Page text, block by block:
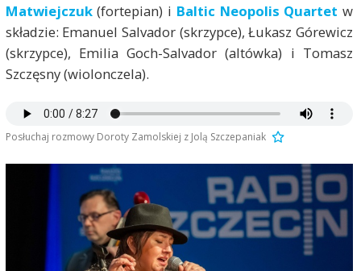
Matwiejczuk(fortepian) i Baltic Neopolis Quartet w
składzie: Emanuel Salvador (skrzypce), Łukasz Górewicz
(skrzypce), Emilia Goch-Salvador (altówka) i Tomasz
Szczęsny (wiolonczela).
Posłuchaj rozmowy Doroty Zamolskiej z Jolą Szczepaniak